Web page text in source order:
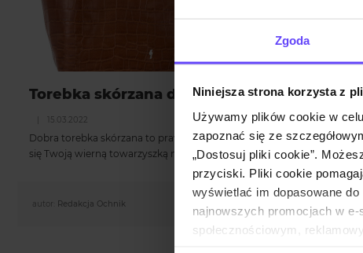
Zgoda
Niniejsza strona korzysta z
Używamy plików cookie w
zapoznać się ze
„Dostosuj pliki cookie”.
przyciski. Pliki cookie
wyświetlać im dopasowane
najnowszych promocjach w
społecznościowym,
Torebka skórzana damska - jaki model
15.03.2022
Dobra torebka skórzana to prawdziwy skarb w kolekcji każdej
się Twoją wierną towarzyszką na wiele lat!…
autor: Redakcja Ochnik